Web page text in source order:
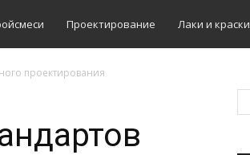
Проектирование Лаки и краски
проектирования